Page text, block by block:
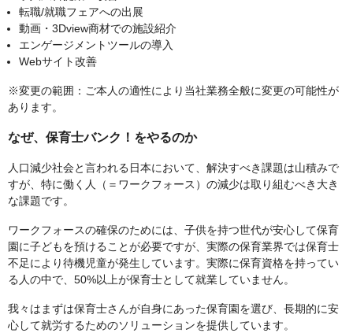
転職/就職フェアへの出展
動画・3Dview商材での施設紹介
エンゲージメントツールの導入
Webサイト改善
※変更の範囲：ご本人の適性により当社業務全般に変更の可能性が
あります。
なぜ、保育士バンク！をやるのか
人口減少社会と言われる日本において、解決すべき課題は山積みで
すが、特に働く人（＝ワークフォース）の減少は取り組むべき大き
な課題です。
ワークフォースの確保のためには、子供を持つ世代が安心して保育
園に子どもを預けることが必要ですが、実際の保育業界では保育士
不足により待機児童が発生しています。実際に保育資格を持ってい
る人の中で、50%以上が保育士として就業していません。
我々はまずは保育士さんが自身にあった保育園を選び、長期的に安
心して就労するためのソリューションを提供しています。